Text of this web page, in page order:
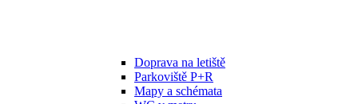
Doprava na letiště
Parkoviště P+R
Mapy a schémata